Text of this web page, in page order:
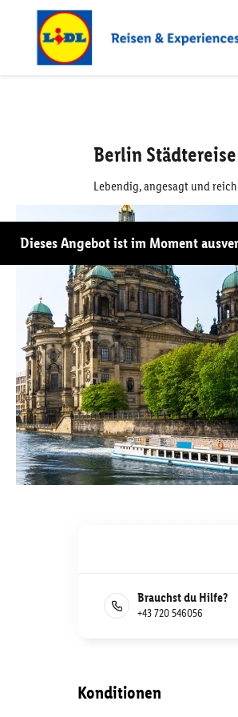
Berlin
Lebendig, angesagt und
Dieses Angebot ist im Moment
Brauchst du Hilfe?
+43 720 546056
Konditionen